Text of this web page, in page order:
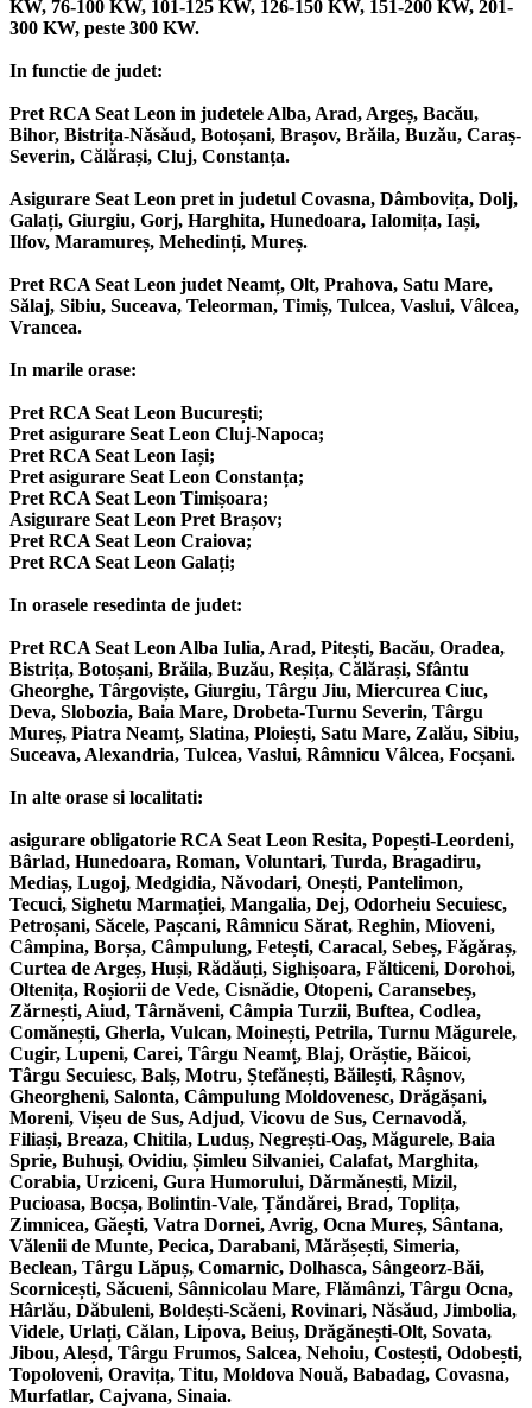
KW, 76-100 KW, 101-125 KW, 126-150 KW, 151-200 KW, 201-
300 KW, peste 300 KW.
In functie de judet:
Pret RCA Seat Leon in judetele Alba, Arad, Argeș, Bacău,
Bihor, Bistrița-Năsăud, Botoșani, Brașov, Brăila, Buzău, Caraș-
Severin, Călărași, Cluj, Constanța.
Asigurare Seat Leon pret in judetul Covasna, Dâmbovița, Dolj,
Galați, Giurgiu, Gorj, Harghita, Hunedoara, Ialomița, Iași,
Ilfov, Maramureș, Mehedinți, Mureș.
Pret RCA Seat Leon judet Neamț, Olt, Prahova, Satu Mare,
Sălaj, Sibiu, Suceava, Teleorman, Timiș, Tulcea, Vaslui, Vâlcea,
Vrancea.
In marile orase:
Pret RCA Seat Leon București;
Pret asigurare Seat Leon Cluj-Napoca;
Pret RCA Seat Leon Iași;
Pret asigurare Seat Leon Constanța;
Pret RCA Seat Leon Timișoara;
Asigurare Seat Leon Pret Brașov;
Pret RCA Seat Leon Craiova;
Pret RCA Seat Leon Galați;
In orasele resedinta de judet:
Pret RCA Seat Leon Alba Iulia, Arad, Pitești, Bacău, Oradea,
Bistrița, Botoșani, Brăila, Buzău, Reșița, Călărași, Sfântu
Gheorghe, Târgoviște, Giurgiu, Târgu Jiu, Miercurea Ciuc,
Deva, Slobozia, Baia Mare, Drobeta-Turnu Severin, Târgu
Mureș, Piatra Neamț, Slatina, Ploiești, Satu Mare, Zalău, Sibiu,
Suceava, Alexandria, Tulcea, Vaslui, Râmnicu Vâlcea, Focșani.
In alte orase si localitati:
asigurare obligatorie RCA Seat Leon Resita, Popești-Leordeni,
Bârlad, Hunedoara, Roman, Voluntari, Turda, Bragadiru,
Mediaș, Lugoj, Medgidia, Năvodari, Onești, Pantelimon,
Tecuci, Sighetu Marmației, Mangalia, Dej, Odorheiu Secuiesc,
Petroșani, Săcele, Pașcani, Râmnicu Sărat, Reghin, Mioveni,
Câmpina, Borșa, Câmpulung, Fetești, Caracal, Sebeș, Făgăraș,
Curtea de Argeș, Huși, Rădăuți, Sighișoara, Fălticeni, Dorohoi,
Oltenița, Roșiorii de Vede, Cisnădie, Otopeni, Caransebeș,
Zărnești, Aiud, Târnăveni, Câmpia Turzii, Buftea, Codlea,
Comănești, Gherla, Vulcan, Moinești, Petrila, Turnu Măgurele,
Cugir, Lupeni, Carei, Târgu Neamț, Blaj, Orăștie, Băicoi,
Târgu Secuiesc, Balș, Motru, Ștefănești, Băilești, Râșnov,
Gheorgheni, Salonta, Câmpulung Moldovenesc, Drăgășani,
Moreni, Vișeu de Sus, Adjud, Vicovu de Sus, Cernavodă,
Filiași, Breaza, Chitila, Luduș, Negrești-Oaș, Măgurele, Baia
Sprie, Buhuși, Ovidiu, Șimleu Silvaniei, Calafat, Marghita,
Corabia, Urziceni, Gura Humorului, Dărmănești, Mizil,
Pucioasa, Bocșa, Bolintin-Vale, Țăndărei, Brad, Toplița,
Zimnicea, Găești, Vatra Dornei, Avrig, Ocna Mureș, Sântana,
Vălenii de Munte, Pecica, Darabani, Mărășești, Simeria,
Beclean, Târgu Lăpuș, Comarnic, Dolhasca, Sângeorz-Băi,
Scornicești, Săcueni, Sânnicolau Mare, Flămânzi, Târgu Ocna,
Hârlău, Dăbuleni, Boldești-Scăeni, Rovinari, Năsăud, Jimbolia,
Videle, Urlați, Călan, Lipova, Beiuș, Drăgănești-Olt, Sovata,
Jibou, Aleșd, Târgu Frumos, Salcea, Nehoiu, Costești, Odobești,
Topoloveni, Oravița, Titu, Moldova Nouă, Babadag, Covasna,
Murfatlar, Cajvana, Sinaia.